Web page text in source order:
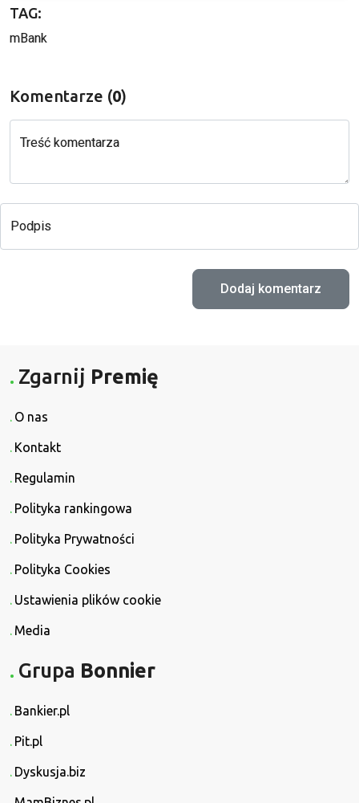
TAG:
mBank
Komentarze (0)
Treść komentarza
Podpis
Zgarnij Premię
O nas
Kontakt
Regulamin
Polityka rankingowa
Polityka Prywatności
Polityka Cookies
Ustawienia plików cookie
Media
Grupa Bonnier
Bankier.pl
Pit.pl
Dyskusja.biz